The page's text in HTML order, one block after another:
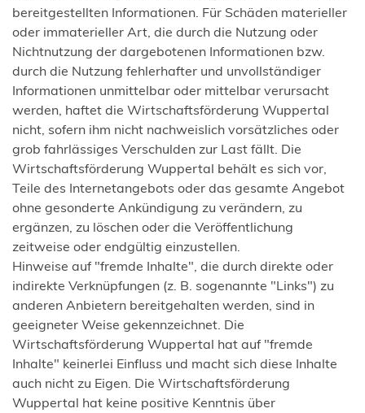
bereitgestellten Informationen. Für Schäden materieller
oder immaterieller Art, die durch die Nutzung oder
Nichtnutzung der dargebotenen Informationen bzw.
durch die Nutzung fehlerhafter und unvollständiger
Informationen unmittelbar oder mittelbar verursacht
werden, haftet die Wirtschaftsförderung Wuppertal
nicht, sofern ihm nicht nachweislich vorsätzliches oder
grob fahrlässiges Verschulden zur Last fällt. Die
Wirtschaftsförderung Wuppertal behält es sich vor,
Teile des Internetangebots oder das gesamte Angebot
ohne gesonderte Ankündigung zu verändern, zu
ergänzen, zu löschen oder die Veröffentlichung
zeitweise oder endgültig einzustellen.
Hinweise auf "fremde Inhalte", die durch direkte oder
indirekte Verknüpfungen (z. B. sogenannte "Links") zu
anderen Anbietern bereitgehalten werden, sind in
geeigneter Weise gekennzeichnet. Die
Wirtschaftsförderung Wuppertal hat auf "fremde
Inhalte" keinerlei Einfluss und macht sich diese Inhalte
auch nicht zu Eigen. Die Wirtschaftsförderung
Wuppertal hat keine positive Kenntnis über